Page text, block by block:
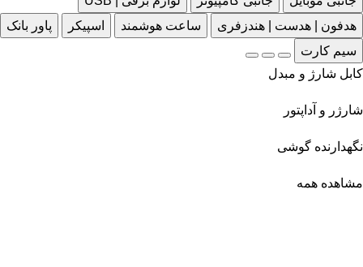
هدفون | هدست | هندزفری
ساعت هوشمند اسپیکر
پاور بانک
سیم کارت
کابل شارژ و مبدل
شارژر و آداپتور
نگهدارنده گوشی
مشاهده همه